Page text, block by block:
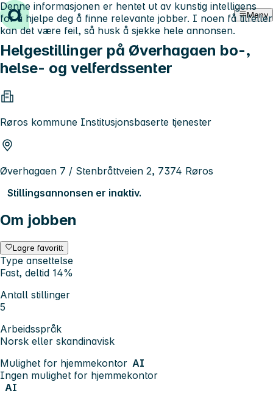
Hopp til innhold Meny
Helgestillinger på Øverhagaen bo-,
helse- og velferdssenter
Røros kommune Institusjonsbaserte tjenester
Øverhagaen 7 / Stenbråttveien 2, 7374 Røros
Stillingsannonsen er inaktiv.
Om jobben
Lagre favoritt
Type ansettelse
Fast, deltid 14%
Antall stillinger
5
Arbeidsspråk
Norsk eller skandinavisk
Mulighet for hjemmekontor AI
Ingen mulighet for hjemmekontor
AI
Denne informasjonen er hentet ut av kunstig intelligens
for å hjelpe deg å finne relevante jobber. I noen få tilfeller
kan det være feil, så husk å sjekke hele annonsen.